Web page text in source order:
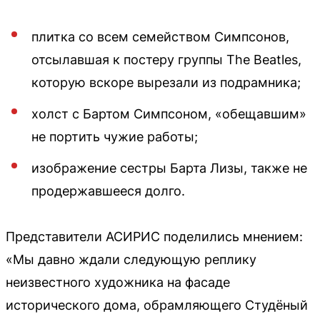
плитка со всем семейством Симпсонов,
отсылавшая к постеру группы The Beatles,
которую вскоре вырезали из подрамника;
холст с Бартом Симпсоном, «обещавшим»
не портить чужие работы;
изображение сестры Барта Лизы, также не
продержавшееся долго.
Представители АСИРИС поделились мнением:
«Мы давно ждали следующую реплику
неизвестного художника на фасаде
исторического дома, обрамляющего Студёный